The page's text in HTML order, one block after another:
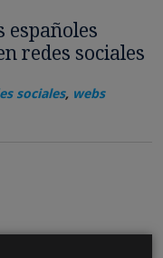
españoles
redes sociales
sociales, webs